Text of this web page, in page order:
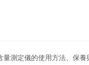
量測定儀的使用方法、保養